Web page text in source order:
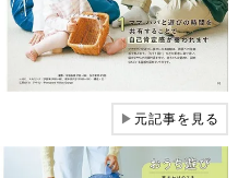
▶元記事を見る